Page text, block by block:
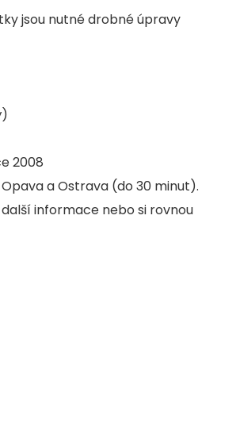
jsou nutné drobné úpravy
2008
a Ostrava (do 30 minut).
informace nebo si rovnou